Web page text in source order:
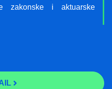
zakonske i aktuarske